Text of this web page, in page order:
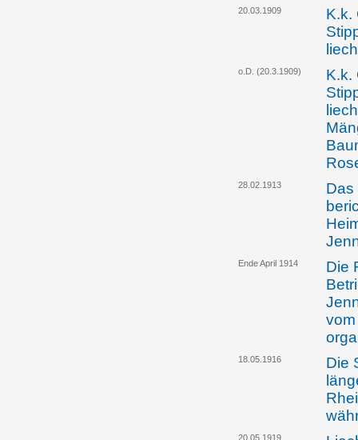
20.03.1909
K.k.
o.D. (20.3.1909)
K.k.
28.02.1913
Das
Ende April 1914
Die
18.05.1916
Die
20.05.1919